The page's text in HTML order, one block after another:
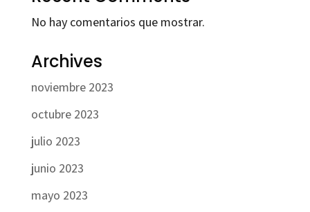
No hay comentarios que mostrar.
Archives
noviembre 2023
octubre 2023
julio 2023
junio 2023
mayo 2023